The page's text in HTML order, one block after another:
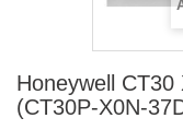
Honeywell
(CT30P-X0N-